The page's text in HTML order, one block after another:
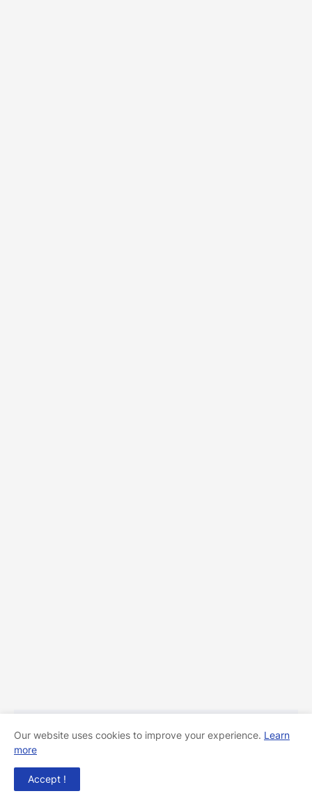
Our website uses cookies to improve your experience. Learn
more
Accept !